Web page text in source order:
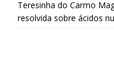
Teresinha do Carmo
resolvida sobre ácidos